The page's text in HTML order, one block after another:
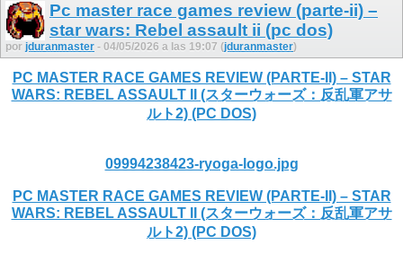
Pc master race games review (parte-ii) –
star wars: Rebel assault ii (pc dos)
por jduranmaster - 04/05/2026 a las 19:07 (jduranmaster)
PC MASTER RACE GAMES REVIEW (PARTE-II) – STAR
WARS: REBEL ASSAULT II (スターウォーズ：反乱軍アサ
ルト2) (PC DOS)
09994238423-ryoga-logo.jpg
PC MASTER RACE GAMES REVIEW (PARTE-II) – STAR
WARS: REBEL ASSAULT II (スターウォーズ：反乱軍アサ
ルト2) (PC DOS)